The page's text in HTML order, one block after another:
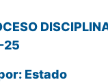
25
Estado